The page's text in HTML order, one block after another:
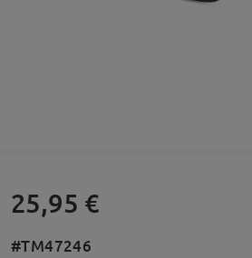
25,95 €
#TM47246